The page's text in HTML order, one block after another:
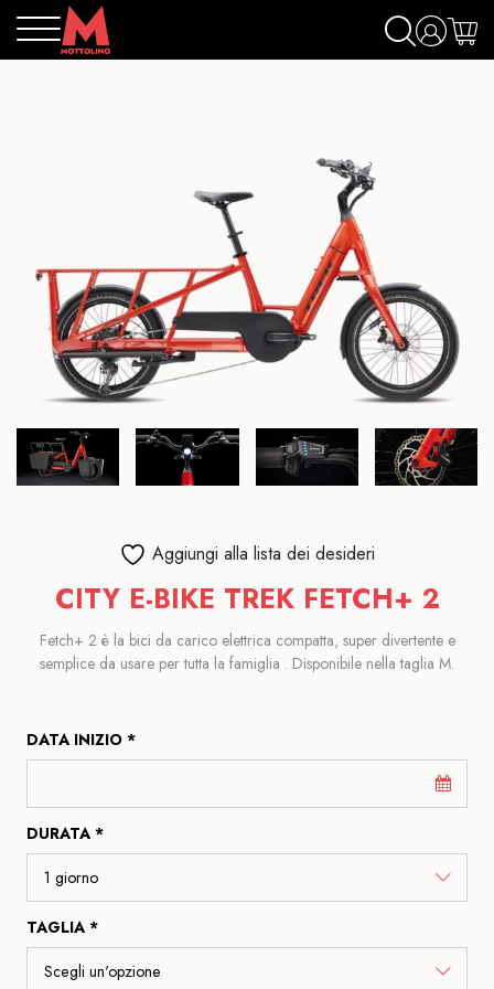
Aggiungi alla lista dei desideri
CITY E-BIKE TREK FETCH+ 2
Fetch+ 2 è la bici da carico elettrica compatta, super divertente e
semplice da usare per tutta la famiglia . Disponibile nella taglia M.
DATA INIZIO *
DURATA *
TAGLIA *